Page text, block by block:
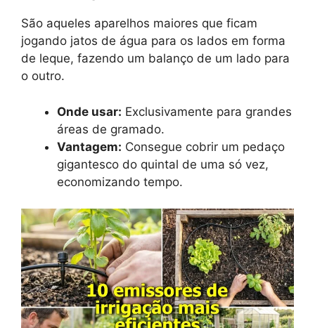
São aqueles aparelhos maiores que ficam
jogando jatos de água para os lados em forma
de leque, fazendo um balanço de um lado para
o outro.
Onde usar: Exclusivamente para grandes
áreas de gramado.
Vantagem: Consegue cobrir um pedaço
gigantesco do quintal de uma só vez,
economizando tempo.